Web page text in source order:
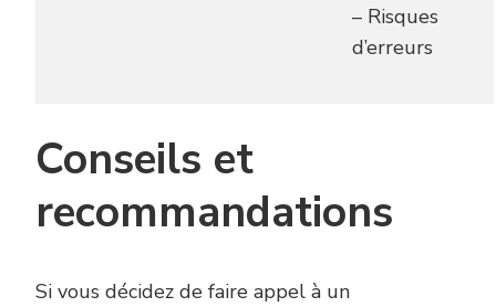
– Risques
d’erreurs
Conseils et
recommandations
Si vous décidez de faire appel à un